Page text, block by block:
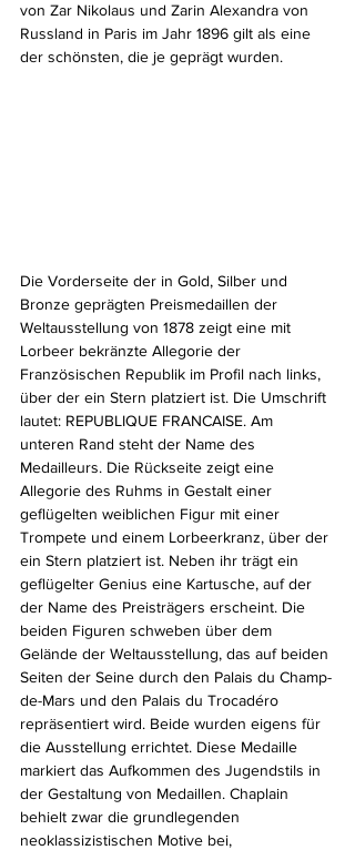
von Zar Nikolaus und Zarin Alexandra von
Russland in Paris im Jahr 1896 gilt als eine
der schönsten, die je geprägt wurden.
Die Vorderseite der in Gold, Silber und
Bronze geprägten Preismedaillen der
Weltausstellung von 1878 zeigt eine mit
Lorbeer bekränzte Allegorie der
Französischen Republik im Profil nach links,
über der ein Stern platziert ist. Die Umschrift
lautet: REPUBLIQUE FRANCAISE. Am
unteren Rand steht der Name des
Medailleurs. Die Rückseite zeigt eine
Allegorie des Ruhms in Gestalt einer
geflügelten weiblichen Figur mit einer
Trompete und einem Lorbeerkranz, über der
ein Stern platziert ist. Neben ihr trägt ein
geflügelter Genius eine Kartusche, auf der
der Name des Preisträgers erscheint. Die
beiden Figuren schweben über dem
Gelände der Weltausstellung, das auf beiden
Seiten der Seine durch den Palais du Champ-
de-Mars und den Palais du Trocadéro
repräsentiert wird. Beide wurden eigens für
die Ausstellung errichtet. Diese Medaille
markiert das Aufkommen des Jugendstils in
der Gestaltung von Medaillen. Chaplain
behielt zwar die grundlegenden
neoklassizistischen Motive bei,